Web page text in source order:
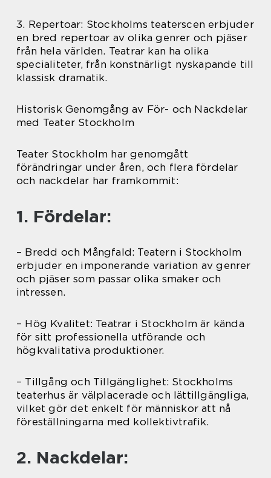
3. Repertoar: Stockholms teaterscen erbjuder
en bred repertoar av olika genrer och pjäser
från hela världen. Teatrar kan ha olika
specialiteter, från konstnärligt nyskapande till
klassisk dramatik.
Historisk Genomgång av För- och Nackdelar
med Teater Stockholm
Teater Stockholm har genomgått
förändringar under åren, och flera fördelar
och nackdelar har framkommit:
1. Fördelar:
– Bredd och Mångfald: Teatern i Stockholm
erbjuder en imponerande variation av genrer
och pjäser som passar olika smaker och
intressen.
– Hög Kvalitet: Teatrar i Stockholm är kända
för sitt professionella utförande och
högkvalitativa produktioner.
– Tillgång och Tillgänglighet: Stockholms
teaterhus är välplacerade och lättillgängliga,
vilket gör det enkelt för människor att nå
föreställningarna med kollektivtrafik.
2. Nackdelar: